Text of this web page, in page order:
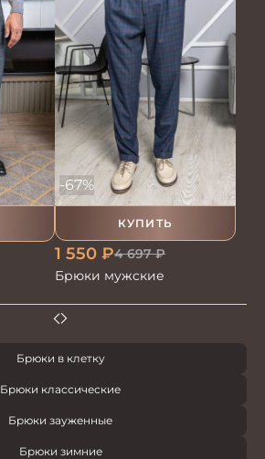
КУПИТЬ
-67%
1 550 ₽4 697₽
Брюки мужские
Брюки в клетку
Брюки классические
Брюки зауженные
Брюки зимние